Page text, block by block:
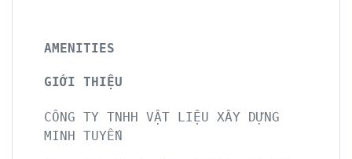
AMENITIES
GIỚI THIỆU
CÔNG TY TNHH VẬT LIỆU XÂY DỰNG
MINH TUYẾN